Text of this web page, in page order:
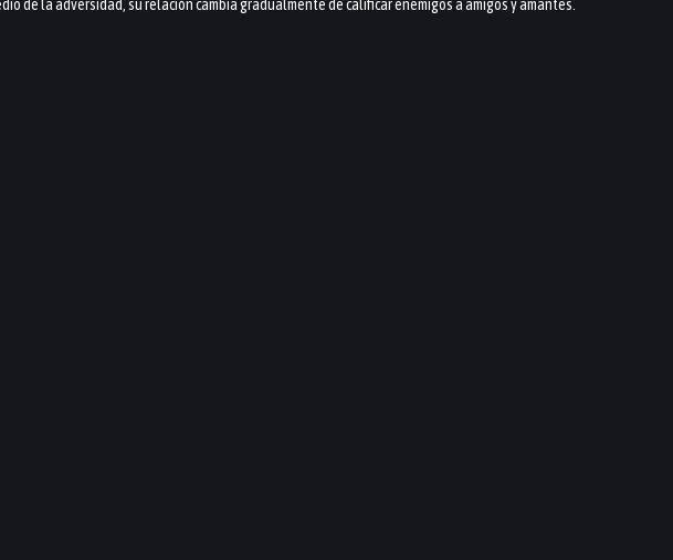
de la adversidad, su relación cambia gradualmente de calificar enemigos a amigos y amantes.